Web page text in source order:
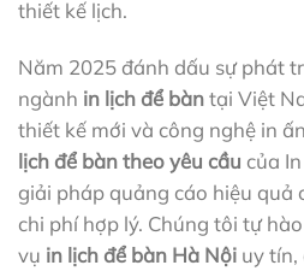
thiết kế lịch.
Năm 2025 đánh dấu sự phát
ngành in lịch để bàntại Việt
thiết kế mới và công nghệ in
lịch để bàn theo yêu cầu của
giải pháp quảng cáo hiệu quả
chi phí hợp lý. Chúng tôi tự
vụ in lịch để bàn Hà Nội uy tín,